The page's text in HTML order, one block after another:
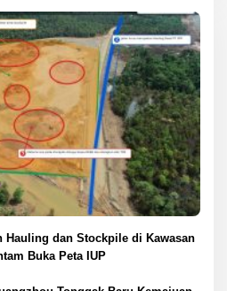
Hauling dan Stockpile di Kawasan
Buka Peta IUP